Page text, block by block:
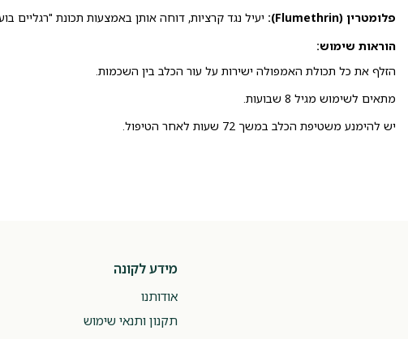
פלומטרין (Flumethrin):
יעיל נגד קרציות, דוחה אותן באמצעות תכונת "רגליים
הוראות שימוש:
הזלף את כל תכולת האמפולה ישירות על עור הכלב בין השכמות.
מתאים לשימוש מגיל 8 שבועות.
יש להימנע משטיפת הכלב במשך 72 שעות לאחר הטיפול.
מידע לקונה
אודותנו
תקנון ותנאי שימוש